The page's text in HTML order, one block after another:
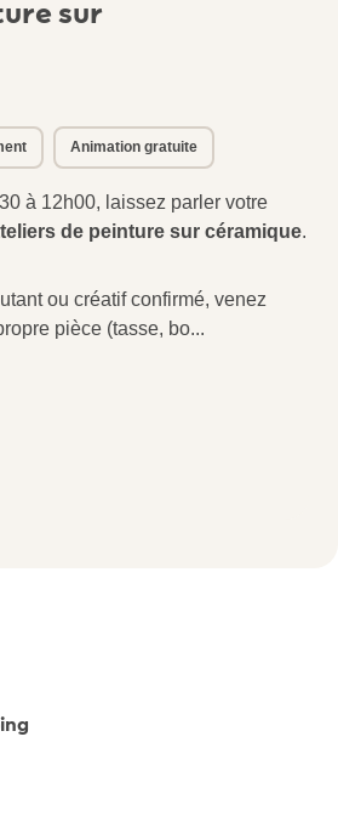
sur
Animation gratuite
à 12h00, laissez parler votre
de peinture sur céramique.
ou créatif confirmé, venez
pièce (tasse, bo...